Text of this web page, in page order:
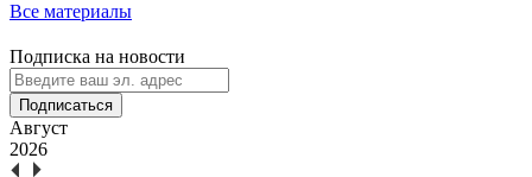
Все материалы
Подписка на новости
Подписаться
Август
2026